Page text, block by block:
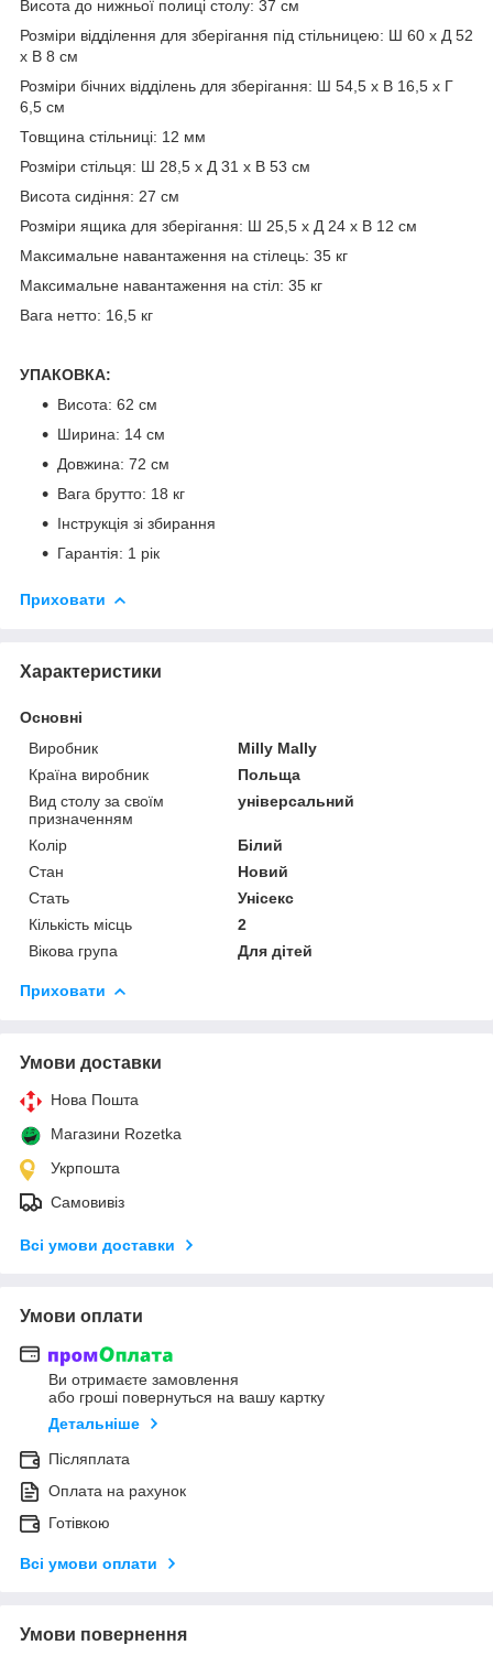
Висота до нижньої полиці столу: 37 см
Розміри відділення для зберігання під стільницею: Ш 60 x Д 52
x В 8 см
Розміри бічних відділень для зберігання: Ш 54,5 x В 16,5 x Г
6,5 см
Товщина стільниці: 12 мм
Розміри стільця: Ш 28,5 x Д 31 x В 53 см
Висота сидіння: 27 см
Розміри ящика для зберігання: Ш 25,5 x Д 24 x В 12 см
Максимальне навантаження на стілець: 35 кг
Максимальне навантаження на стіл: 35 кг
Вага нетто: 16,5 кг
УПАКОВКА:
Висота: 62 см
Ширина: 14 см
Довжина: 72 см
Вага брутто: 18 кг
Інструкція зі збирання
Гарантія: 1 рік
Приховати
Характеристики
Основні
Виробник
Milly Mally
Країна виробник
Польща
Вид столу за своїм
призначенням
універсальний
Колір
Білий
Стан
Новий
Стать
Унісекс
Кількість місць
2
Вікова група
Для дітей
Приховати
Умови доставки
Нова Пошта
Магазини Rozetka
Укрпошта
Самовивіз
Всі умови доставки
Умови оплати
Ви отримаєте замовлення
або гроші повернуться на вашу картку
Детальніше
Післяплата
Оплата на рахунок
Готівкою
Всі умови оплати
Умови повернення